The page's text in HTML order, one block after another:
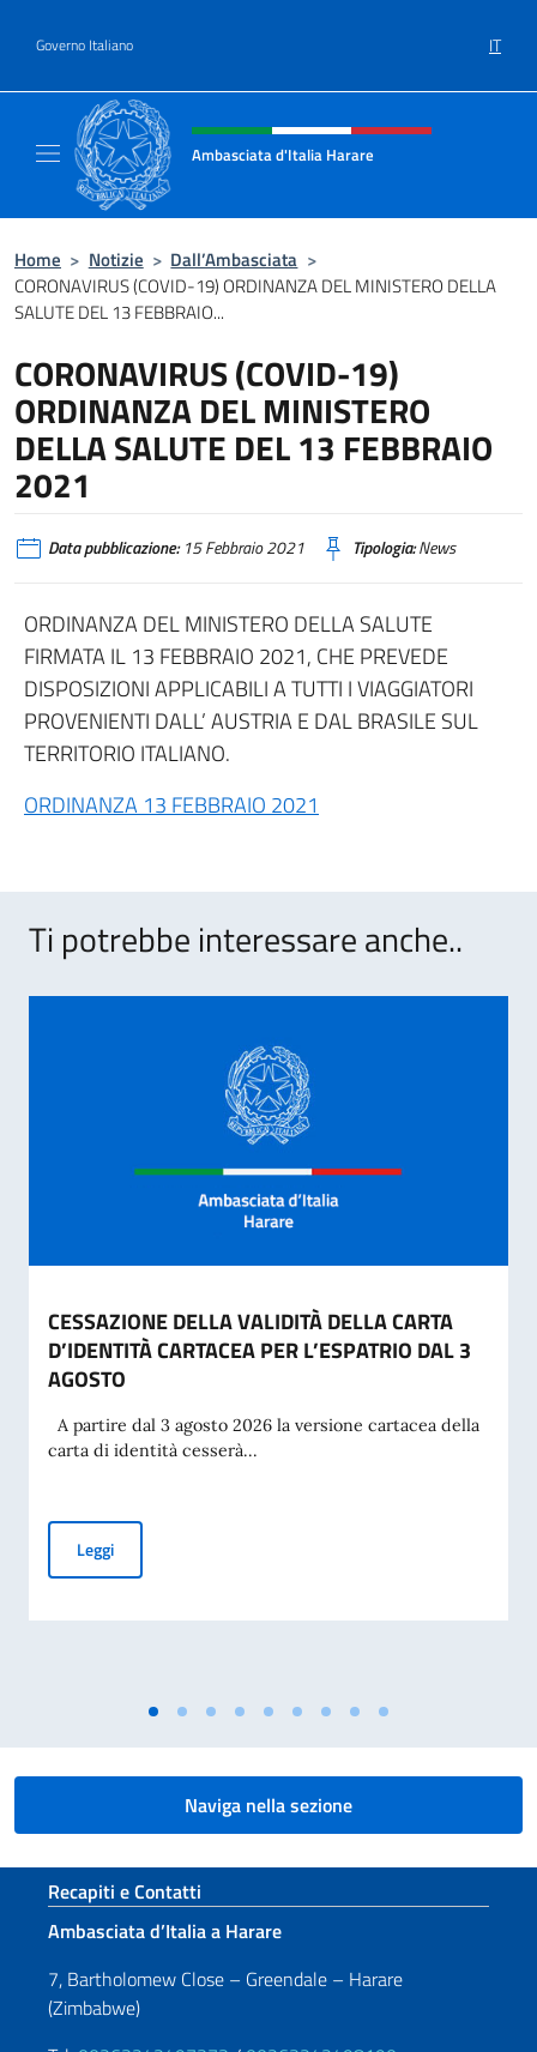
Governo Italiano IT
Intestazione sito, social e menù
Ambasciata d'Italia Harare
Home > Notizie > Dall’Ambasciata >
CORONAVIRUS (COVID-19) ORDINANZA DEL MINISTERO DELLA
SALUTE DEL 13 FEBBRAIO...
CORONAVIRUS (COVID-19)
ORDINANZA DEL MINISTERO
DELLA SALUTE DEL 13 FEBBRAIO
2021
Data pubblicazione:15 Febbraio 2021 Tipologia:News
ORDINANZA DEL MINISTERO DELLA SALUTE
FIRMATA IL 13 FEBBRAIO 2021, CHE PREVEDE
DISPOSIZIONI APPLICABILI A TUTTI I VIAGGIATORI
PROVENIENTI DALL’ AUSTRIA E DAL BRASILE SUL
TERRITORIO ITALIANO.
ORDINANZA 13 FEBBRAIO 2021
Ti potrebbe interessare anche..
CESSAZIONE DELLA VALIDITÀ DELLA CARTA
D’IDENTITÀ CARTACEA PER L’ESPATRIO DAL 3
AGOSTO
A partire dal 3 agosto 2026 la versione cartacea della
carta di identità cesserà...
LeggiCESSAZIONE DELLA VALIDITÀ DELLA CARTA D’IDENTITÀ
Naviga nella sezione
Sezione footer
Recapiti e Contatti
Ambasciata d’Italia a Harare
7, Bartholomew Close – Greendale – Harare
(Zimbabwe)